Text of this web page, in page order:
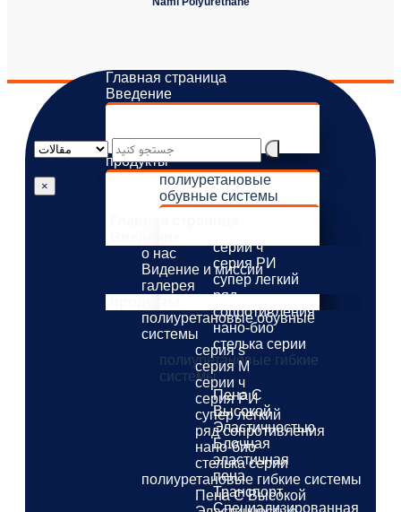
Главная страница
Введение
галерея
продукты
полиуретановые
обувные системы
серии ч
серия РИ
супер легкий
ряд
сопротивления
нано-био
стелька серии
полиуретановые гибкие
системы
Пена С
Высокой
Эластичностью
Блочная
эластичная
пена
Транспорт
Специализированная
×
о нас
Видение и миссии
галерея
полиуретановые обувные
системы
серия s
серия M
серии ч
серия РИ
супер легкий
ряд сопротивления
нано-био
стелька серии
полиуретановые гибкие системы
Пена С Высокой